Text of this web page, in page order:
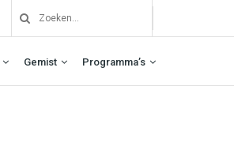
Gemist Programma’s